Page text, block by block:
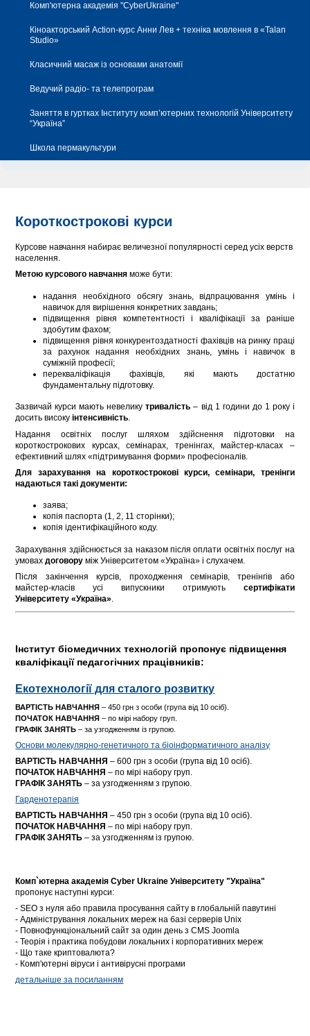
Комп'ютерна академія "CyberUkraine"
Кіноакторський Action-курс Анни Лев + техніка мовлення в «Talan
Studio»
Класичний масаж із основами анатомії
Ведучий радіо- та телепрограм
Заняття в гуртках Інституту комп’ютерних технологій Університету
“Україна”
Школа пермакультури
Короткострокові курси
Курсове навчання набирає величезної популярності серед усіх верств
населення.
Метою курсового навчання може бути:
надання необхідного обсягу знань, відпрацювання умінь і
навичок для вирішення конкретних завдань;
підвищення рівня компетентності і кваліфікації за раніше
здобутим фахом;
підвищення рівня конкурентоздатності фахівців на ринку праці
за рахунок надання необхідних знань, умінь і навичок в
суміжній професії;
перекваліфікація фахівців, які мають достатню
фундаментальну підготовку.
Зазвичай курси мають невеликутривалість – від 1 години до 1 року і
досить високуінтенсивність.
Надання освітніх послуг шляхом здійснення підготовки на
короткострокових курсах, семінарах, тренінгах, майстер-класах –
ефективний шлях «підтримування форми» професіоналів.
Для зарахування на короткострокові курси, семінари, тренінги
надаються такі документи:
заява;
копія паспорта (1, 2, 11 сторінки);
копія ідентифікаційного коду.
Зарахування здійснюється за наказом після оплати освітніх послуг на
умовахдоговору між Університетом «Україна» і слухачем.
Після закінчення курсів, проходження семінарів, тренінгів або
майстер-класів усі випускники отримують сертифікати
Університету «Україна».
Інститут біомедичних технологій пропонує підвищення
кваліфікації педагогічних працівників:
Екотехнології для сталого розвитку
ВАРТІСТЬ НАВЧАННЯ – 450 грн з особи (група від 10 осіб).
ПОЧАТОК НАВЧАННЯ – по мірі набору груп.
ГРАФІК ЗАНЯТЬ – за узгодженням із групою.
Основи молекулярно-генетичного та біоінформатичного аналізу
ВАРТІСТЬ НАВЧАННЯ – 600 грн з особи (група від 10 осіб).
ПОЧАТОК НАВЧАННЯ – по мірі набору груп.
ГРАФІК ЗАНЯТЬ – за узгодженням з групою.
Гарденотерапія
ВАРТІСТЬ НАВЧАННЯ – 450 грн з особи (група від 10 осіб).
ПОЧАТОК НАВЧАННЯ – по мірі набору груп.
ГРАФІК ЗАНЯТЬ – за узгодженням із групою.
Комп`ютерна академія Cyber Ukraine Університету "Україна"
пропонує наступні курси:
- SEO з нуля або правила просування сайту в глобальній павутині
- Адміністрування локальних мереж на базі серверів Unix
- Повнофункціональний сайт за один день з CMS Joomla
- Теорія і практика побудови локальних і корпоративних мереж
- Що таке криптовалюта?
- Комп'ютерні віруси і антивірусні програми
детальніше за посиланням